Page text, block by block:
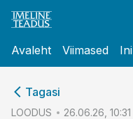
Avaleht Viimased
Tagasi
LOODUS 26.06.26, 10:31